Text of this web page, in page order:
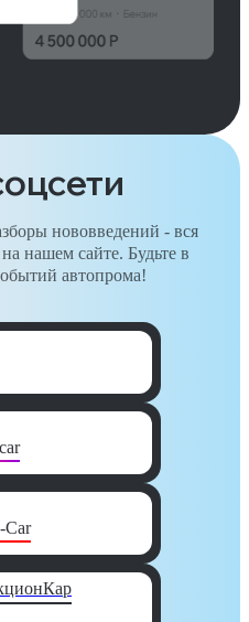
нововведений - вся
нашем сайте. Будьте в
автопрома!
Car